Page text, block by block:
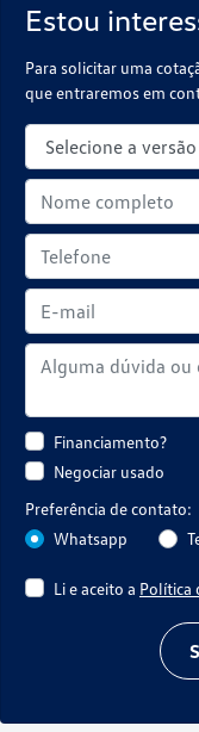
Estou
Para solicitar uma
que entraremos em
Financiamento?
Negociar usado
Preferência de contato:
Whatsapp
Li e aceito a Política